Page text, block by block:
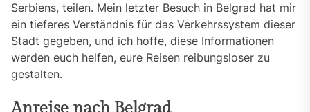
Serbiens, teilen. Mein letzter Besuch in Belgrad hat mir
ein tieferes Verständnis für das Verkehrssystem dieser
Stadt gegeben, und ich hoffe, diese Informationen
werden euch helfen, eure Reisen reibungsloser zu
gestalten.